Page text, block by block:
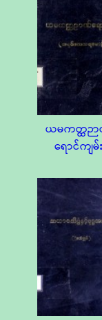
ယမကတ္ထဉ
ရောင်ကျမ်